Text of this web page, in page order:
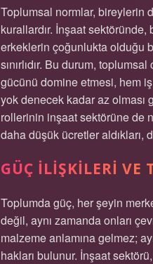
Toplumsal normlar, bireylerin
kurallardır. İnşaat
erkeklerin çoğunlukta olduğu
sınırlıdır. Bu durum,
gücünü domine etmesi, hem
yok denecek kadar az
rollerinin inşaat sektörüne de
daha düşük ücretler aldıkları,
GÜÇ İLIŞKILERI VE
Toplumda güç, her şeyin
değil, aynı zamanda onları
malzeme anlamına gelmez;
hakları bulunur. İnşaat